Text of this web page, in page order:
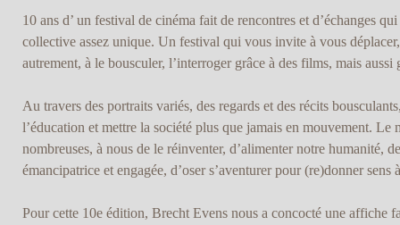
10 ans d’ un festival de cinéma fait de rencontres et d’échanges
collective assez unique. Un festival qui vous invite à vous
autrement, à le bousculer, l’interroger grâce à des films, mais aussi
Au travers des portraits variés, des regards et des récits
l’éducation et mettre la société plus que jamais en mouvement. Le
nombreuses, à nous de le réinventer, d’alimenter notre humanité,
émancipatrice et engagée, d’oser s’aventurer pour (re)donner sens
Pour cette 10e édition, Brecht Evens nous a concocté une affiche